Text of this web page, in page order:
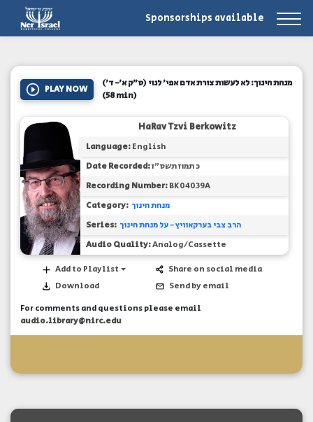
Sponsorships available
PLAY NOW
מנחת חינוך: לא לעשות צורת אדם אפי' לנוי (ס"ק א'- ד')
(58 min)
HaRav Tzvi Berkowitz
Language:English
Date Recorded:כ תמוז תשס"ז
Recording Number:BK04039A
Category: מנחת חינוך
Series: הרב צבי בערקאוויץ - על מנחת חינוך
Audio Quality:Analog/Cassette
Add to Playlist
Download
Share on social media
Send by email
For comments and questions please email
audio.library@nirc.edu